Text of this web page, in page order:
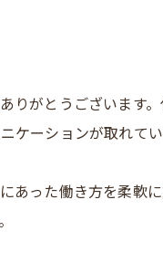
がとうございます。
ケーションが取れて
った働き方を柔軟に